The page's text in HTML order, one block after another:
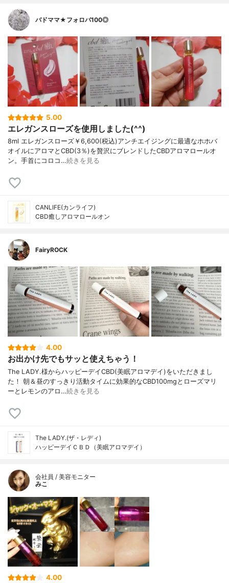
バドママ★フォロバ100◎
5.00
エレガンスローズを使用しました(^^)
8ml エレガンスローズ￥6,600(税込)アンチエイジングに最適なホホバ
オイルにアロマとCBD(3％)を贅沢にブレンドしたCBDアロマロールオ
ン。手首にコロコ…続きを見る
CANLIFE(カンライフ)
CBD癒しアロマロールオン
FairyROCK
4.00
お出かけ先でもサッと使えちゃう！
The LADY.様からハッピーデイCBD(美眠アロマデイ)をいただきまし
た！ 朝＆昼のすっきり活動タイムに効果的なCBD100mgとローズマリ
ーとレモンのアロ…続きを見る
The LADY.(ザ・レディ)
ハッピーデイＣＢＤ（美眠アロマデイ）
会社員 / 美容モニター
みこ
4.00